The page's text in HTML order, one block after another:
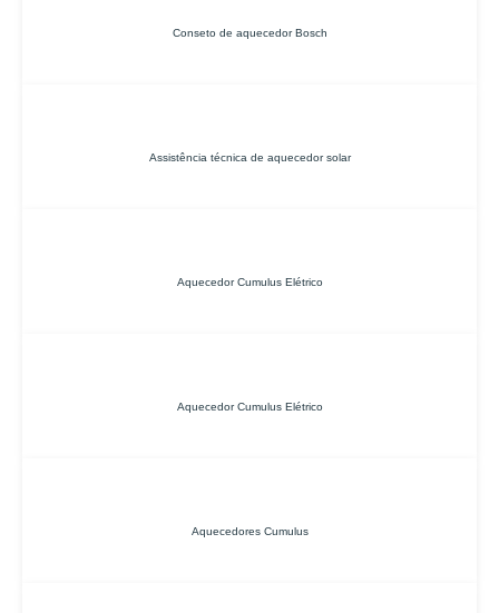
Conseto de aquecedor Bosch
Assistência técnica de aquecedor solar
Aquecedor Cumulus Elétrico
Aquecedor Cumulus Elétrico
Aquecedores Cumulus